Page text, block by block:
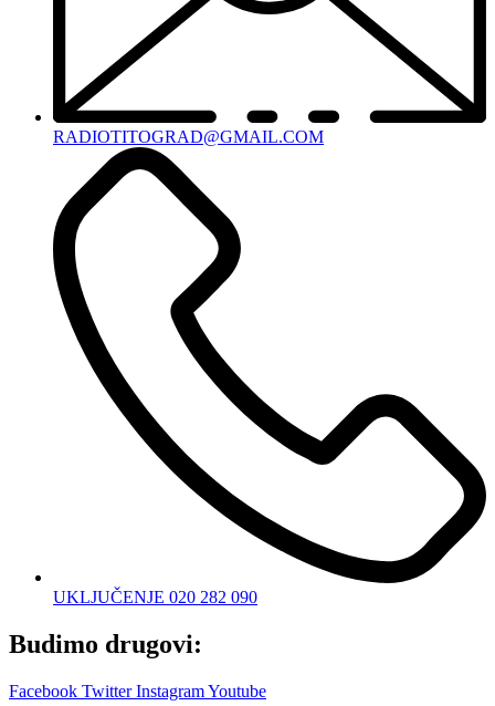
RADIOTITOGRAD@GMAIL.COM
UKLJUČENJE 020 282 090
Budimo drugovi:
Facebook Twitter InstagramYoutube